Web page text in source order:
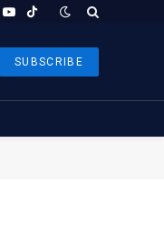
YouTubeTikTok
SUBSCRIBE